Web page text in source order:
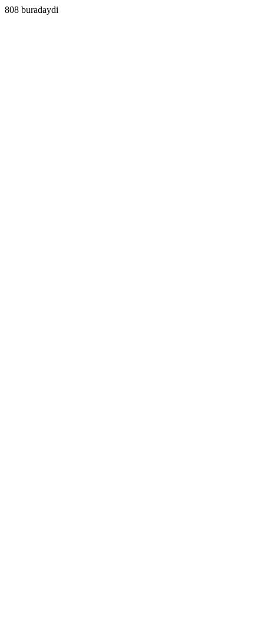
808 buradaydi